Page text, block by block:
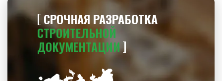
СРОЧНАЯ РАЗРАБОТКА
СТРОИТЕЛЬНОЙ
ДОКУМЕНТАЦИИ